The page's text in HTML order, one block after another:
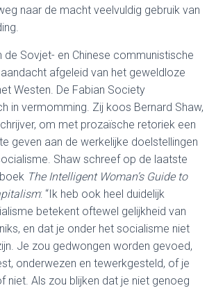
naar de macht veelvuldig gebruik van
de Sovjet- en Chinese communistische
afgeleid van het geweldloze
Westen. De Fabian Society
in vermomming. Zij koos Bernard Shaw,
om met prozaïsche retoriek een
geven aan de werkelijke doelstellingen
Shaw schreef op de laatste
The Intelligent Woman’s Guide to
: “Ik heb ook heel duidelijk
betekent oftewel gelijkheid van
en dat je onder het socialisme niet
Je zou gedwongen worden gevoed,
onderwezen en tewerkgesteld, of je
niet. Als zou blijken dat je niet genoeg